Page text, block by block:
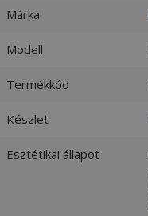
Márka
Modell
Termékkód
Készlet
Esztétikai állapot